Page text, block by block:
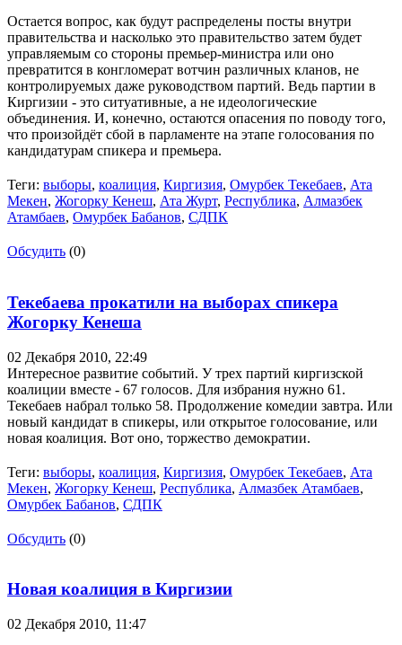
Остается вопрос, как будут распределены посты внутри
правительства и насколько это правительство затем будет
управляемым со стороны премьер-министра или оно
превратится в конгломерат вотчин различных кланов, не
контролируемых даже руководством партий. Ведь партии в
Киргизии - это ситуативные, а не идеологические
объединения. И, конечно, остаются опасения по поводу того,
что произойдёт сбой в парламенте на этапе голосования по
кандидатурам спикера и премьера.
Теги: выборы, коалиция, Киргизия, Омурбек Текебаев, Ата
Мекен, Жогорку Кенеш, Ата Журт, Республика, Алмазбек
Атамбаев, Омурбек Бабанов, СДПК
Обсудить (0)
Текебаева прокатили на выборах спикера
Жогорку Кенеша
02 Декабря 2010, 22:49
Интересное развитие событий. У трех партий киргизской
коалиции вместе - 67 голосов. Для избрания нужно 61.
Текебаев набрал только 58. Продолжение комедии завтра. Или
новый кандидат в спикеры, или открытое голосование, или
новая коалиция. Вот оно, торжество демократии.
Теги: выборы, коалиция, Киргизия, Омурбек Текебаев, Ата
Мекен, Жогорку Кенеш, Республика, Алмазбек Атамбаев,
Омурбек Бабанов, СДПК
Обсудить (0)
Новая коалиция в Киргизии
02 Декабря 2010, 11:47